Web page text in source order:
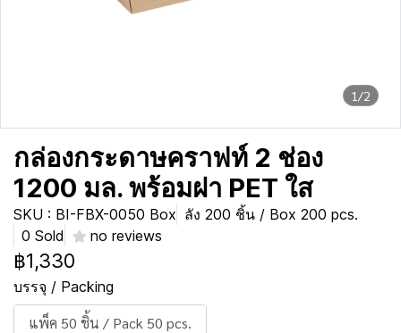
1/2
กล่องกระดาษคราฟท์ 2 ช่อง
1200 มล. พร้อมฝา PET ใส
SKU : BI-FBX-0050 Box ลัง 200 ชิ้น / Box 200 pcs.
0 Sold
no reviews
฿1,330
บรรจุ / Packing
แพ็ค 50 ชิ้น / Pack 50 pcs.